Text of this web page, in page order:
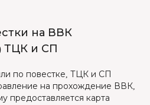
на ВВК
ТЦК и СП
по повестке, ТЦК и СП
на прохождение ВВК,
предоставляется карта